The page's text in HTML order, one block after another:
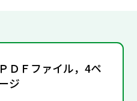
ＰＤＦファイル，4ペ
ジ